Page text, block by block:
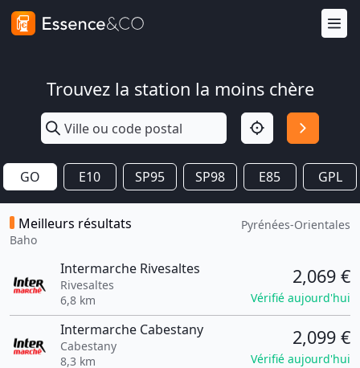
Trouvez la station la moins chère
GO E10 SP95 SP98 E85 GPL
Meilleurs résultats
Baho
Pyrénées-Orientales
Intermarche Rivesaltes
Rivesaltes
6,8 km
2,069 €
Vérifié aujourd'hui
Intermarche Cabestany
Cabestany
8,3 km
2,099 €
Vérifié aujourd'hui